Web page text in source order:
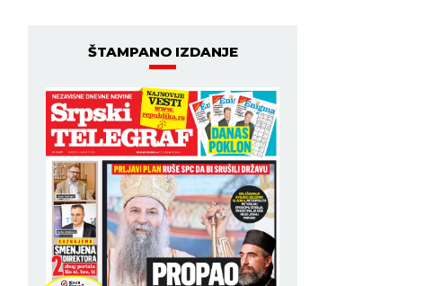
ŠTAMPANO IZDANJE